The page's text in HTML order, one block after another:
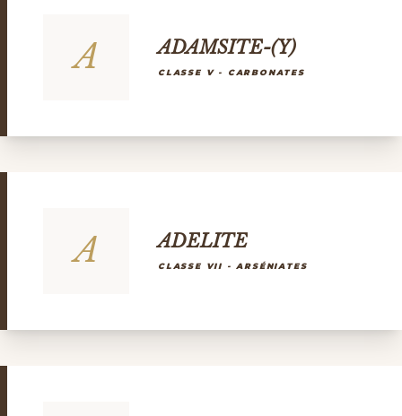
A ADAMSITE-(Y)
CLASSE V - CARBONATES
A ADELITE
CLASSE VII - ARSÉNIATES